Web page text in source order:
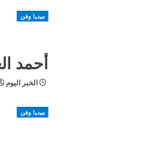
ميديا وفن
أحمد العوضى
الخبر اليوم
ميديا وفن